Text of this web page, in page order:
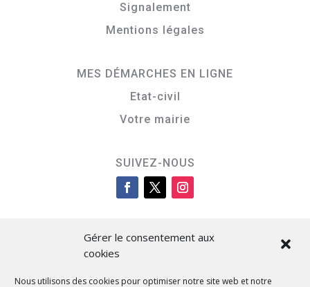
Gérer le consentement aux
cookies
Nous utilisons des cookies pour optimiser notre site web et notre
Signalement
Mentions légales
MES DÉMARCHES EN LIGNE
Etat-civil
Votre mairie
SUIVEZ-NOUS